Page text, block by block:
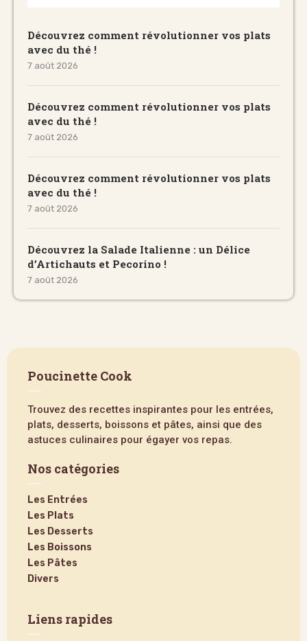
Découvrez comment révolutionner vos plats
avec du thé !
7 août 2026
Découvrez comment révolutionner vos plats
avec du thé !
7 août 2026
Découvrez comment révolutionner vos plats
avec du thé !
7 août 2026
Découvrez la Salade Italienne : un Délice
d’Artichauts et Pecorino !
7 août 2026
Poucinette Cook
Trouvez des recettes inspirantes pour les entrées,
plats, desserts, boissons et pâtes, ainsi que des
astuces culinaires pour égayer vos repas.
Nos catégories
Les Entrées
Les Plats
Les Desserts
Les Boissons
Les Pâtes
Divers
Liens rapides